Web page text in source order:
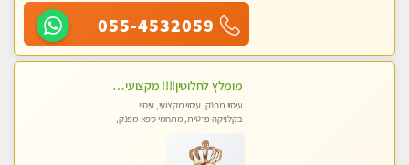
055-4532059
מומלץ לחלוטין!!!! מקצועי בבאר שבע מעסה מקצועית ואיכותית פרטי!!!
עיסוי מפנק, עיסוי מקצועי, עיסוי
בקלניקה פרטית, מתחמי ספא מפנק,